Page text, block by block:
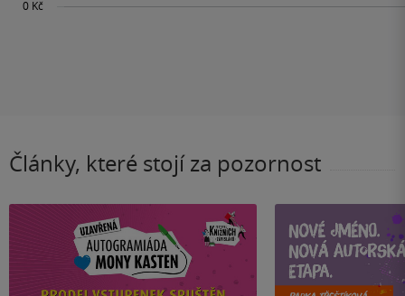
Články, které stojí za pozornost